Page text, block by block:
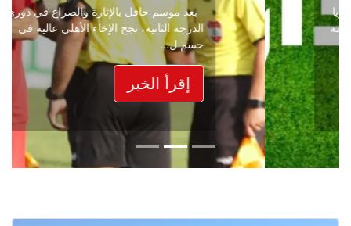
بعد موسم حافل بالإثارة والصراع في دوري
الدرجة الثانية، نجح الإخاء الأهلي عاليه في
حسم ل...
إقرأ الخبر